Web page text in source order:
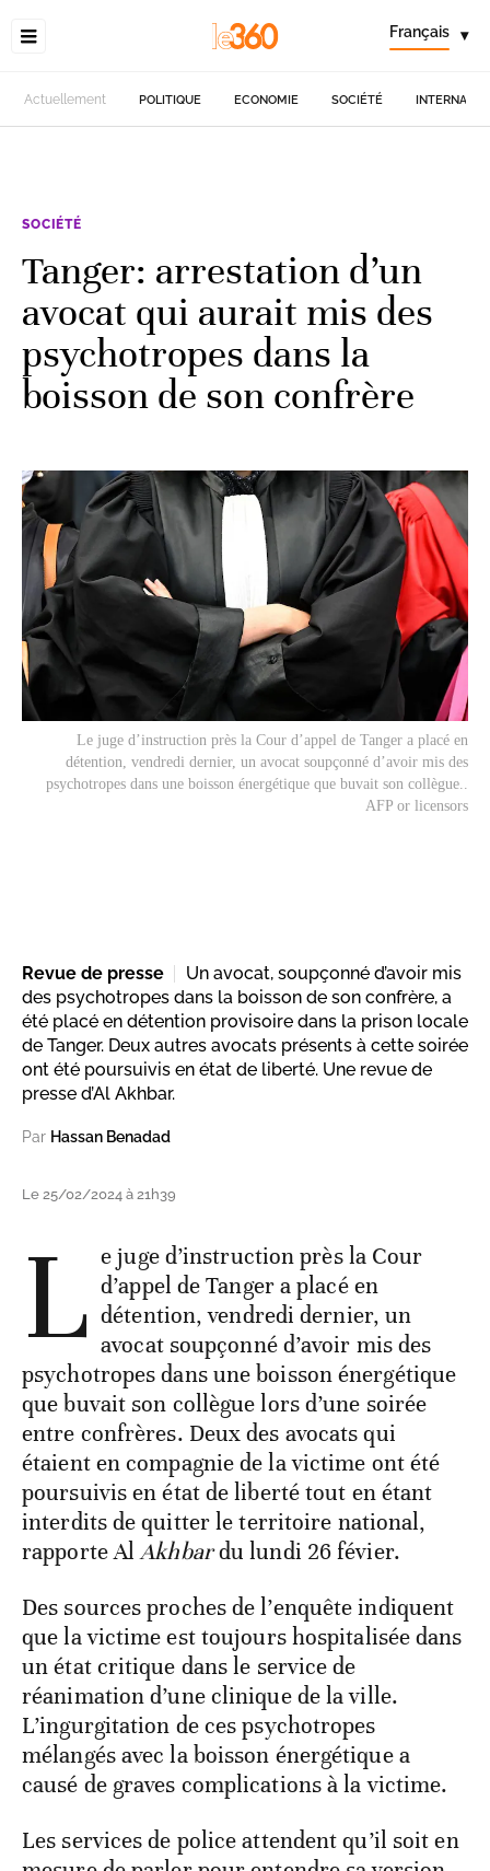
Français ▾
Actuellement POLITIQUE ECONOMIE SOCIÉTÉ
SOCIÉTÉ
Tanger: arrestation d’un
avocat qui aurait mis des
psychotropes dans la
boisson de son confrère
Le juge d’instruction près la Cour d’appel de Tanger a placé en
détention, vendredi dernier, un avocat soupçonné d’avoir mis des
psychotropes dans une boisson énergétique que buvait son collègue..
AFP or licensors
Revue de presse
Un avocat, soupçonné d’avoir mis
des psychotropes dans la boisson de son confrère, a
été placé en détention provisoire dans la prison locale
de Tanger. Deux autres avocats présents à cette soirée
ont été poursuivis en état de liberté. Une revue de
presse d’Al Akhbar.
Par Hassan Benadad
Le 25/02/2024 à 21h39
L e juge d’instruction près la Cour
d’appel de Tanger a placé en
détention, vendredi dernier, un
avocat soupçonné d’avoir mis des
psychotropes dans une boisson énergétique
que buvait son collègue lors d’une soirée
entre confrères. Deux des avocats qui
étaient en compagnie de la victime ont été
poursuivis en état de liberté tout en étant
interdits de quitter le territoire national,
rapporte AlAkhbardu lundi 26 févier.
Des sources proches de l’enquête indiquent
que la victime est toujours hospitalisée dans
un état critique dans le service de
réanimation d’une clinique de la ville.
L’ingurgitation de ces psychotropes
mélangés avec la boisson énergétique a
causé de graves complications à la victime.
Les services de police attendent qu’il soit en